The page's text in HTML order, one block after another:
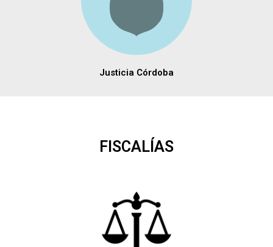
Justicia Córdoba
FISCALÍAS